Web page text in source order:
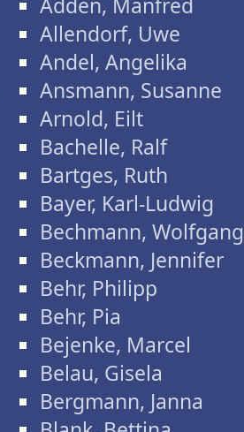
Allendorf, Uwe
Andel, Angelika
Ansmann, Susanne
Arnold, Eilt
Bachelle, Ralf
Bartges, Ruth
Bayer, Karl-Ludwig
Bechmann, Wolfgang
Beckmann, Jennifer
Behr, Philipp
Behr, Pia
Bejenke, Marcel
Belau, Gisela
Bergmann, Janna